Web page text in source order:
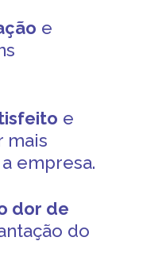
e
e
mais
empresa.
dor de
do